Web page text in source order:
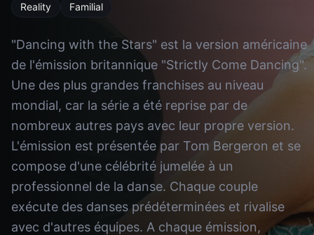
Reality Familial
"Dancing with the Stars" est la version américaine
de l'émission britannique "Strictly Come Dancing".
Une des plus grandes franchises au niveau
mondial, car la série a été reprise par de
nombreux autres pays avec leur propre version.
L'émission est présentée par Tom Bergeron et se
compose d'une célébrité jumelée à un
professionnel de la danse. Chaque couple
exécute des danses prédéterminées et rivalise
avec d'autres équipes. A chaque émission,